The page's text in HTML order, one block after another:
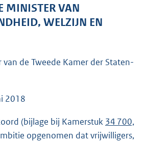
4
K
MINISTER VAN
WELZIJN EN
van de Tweede Kamer der Staten-
2018
(bijlage bij Kamerstuk 34 700,
opgenomen dat vrijwilligers,